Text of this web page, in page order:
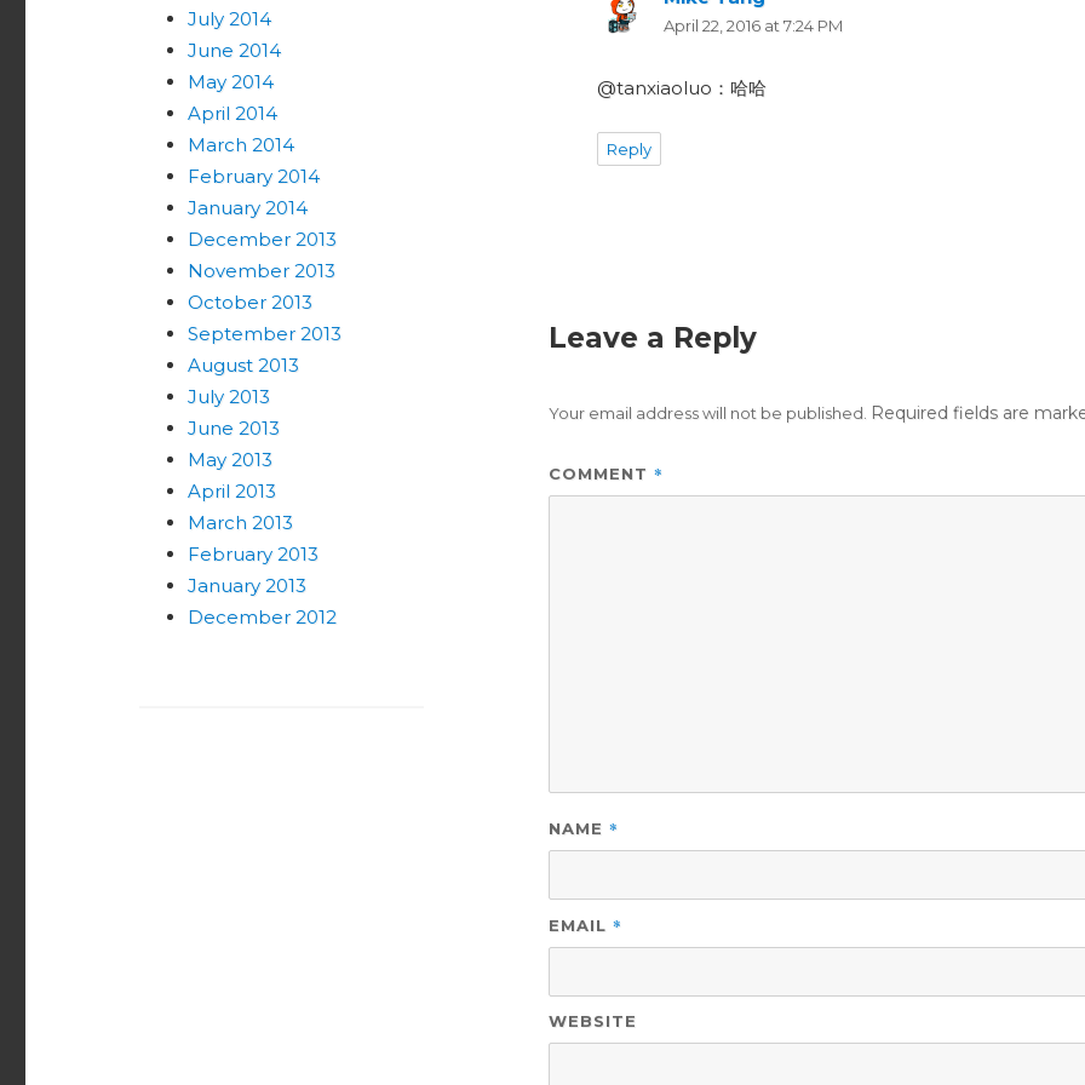
April 22, 2016 at 7:24 PM
@tanxiaoluo：哈哈
Reply
Leave a Reply
Your email address will not be published. Required fields are
COMMENT *
NAME *
EMAIL *
WEBSITE
July 2014
June 2014
May 2014
April 2014
March 2014
February 2014
January 2014
December 2013
November 2013
October 2013
September 2013
August 2013
July 2013
June 2013
May 2013
April 2013
March 2013
February 2013
January 2013
December 2012